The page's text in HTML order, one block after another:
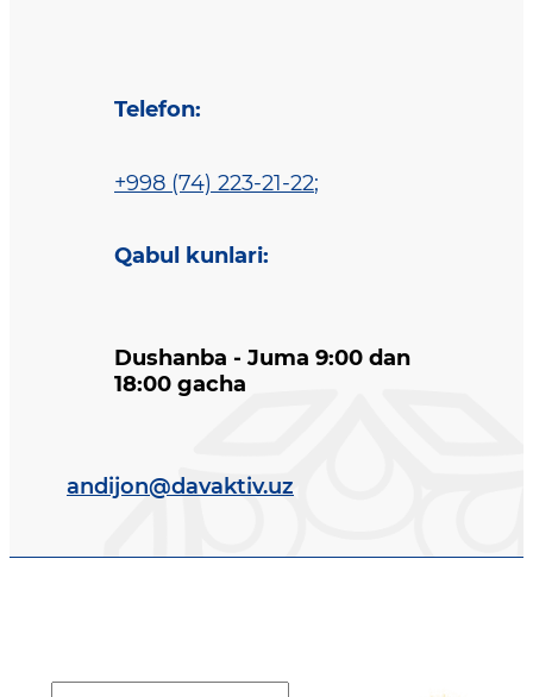
Telefon:
+998 (74) 223-21-22;
Qabul kunlari:
Dushanba - Juma 9:00 dan
18:00 gacha
andijon@davaktiv.uz